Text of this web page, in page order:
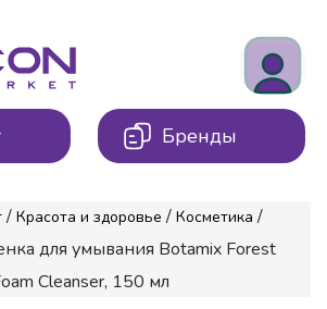
Бренды
/ Красота и здоровье / Косметика /
для умывания Botamix Forest
Cleanser, 150 мл